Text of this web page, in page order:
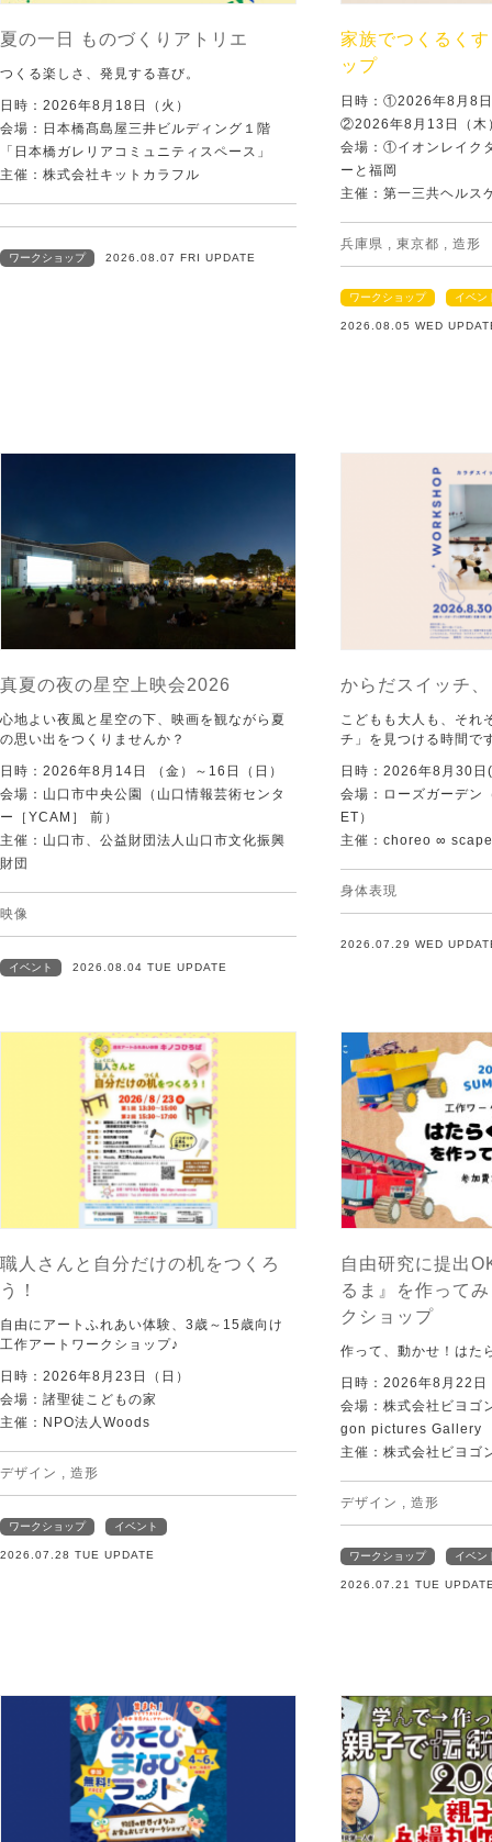
夏の一日 ものづくりアトリエ
つくる楽しさ、発見する喜び。
日時：2026年8月18日（火）
会場：日本橋髙島屋三井ビルディング１階
「日本橋ガレリアコミュニティスペース」
主催：株式会社キットカラフル
ワークショップ 2026.08.07 FRI UPDATE
家族でつくるく
ップ
日時：①2026年8月8
②2026年8月13日（木
会場：①イオンレイ
ーと福岡
主催：第一三共ヘルス
兵庫県 , 東京都 , 造形
ワークショップ イベン
2026.08.05 WED
真夏の夜の星空上映会2026
心地よい夜風と星空の下、映画を観ながら夏
の思い出をつくりませんか？
日時：2026年8月14日 （金）～16日（日）
会場：山口市中央公園（山口情報芸術センタ
ー［YCAM］ 前）
主催：山口市、公益財団法人山口市文化振興
財団
映像
イベント 2026.08.04 TUE UPDATE
からだスイッチ
こどもも大人も、それ
チ」を見つける時間で
日時：2026年8月30日
会場：ローズガーデン
ET）
主催：choreo ∞ scape
身体表現
2026.07.29 WED
職人さんと自分だけの机をつくろ
う！
自由にアートふれあい体験、3歳～15歳向け
工作アートワークショップ♪
日時：2026年8月23日（日）
会場：諸聖徒こどもの家
主催：NPO法人Woods
デザイン , 造形
ワークショップ イベント
2026.07.28 TUE UPDATE
自由研究に提出
るま』を作って
クショップ
作って、動かせ！はた
日時：2026年8月22日
会場：株式会社ビヨ
gon pictures Gallery
主催：株式会社ビヨゴ
デザイン , 造形
ワークショップ イベン
2026.07.21 TUE